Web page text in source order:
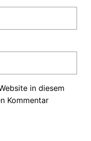
in diesem
Kommentar